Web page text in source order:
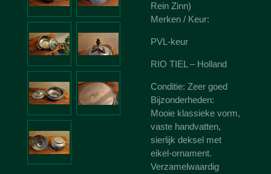
Rein Zinn)
Merken / Keur:
PVL-keur
RIO TIEL – Holland
Conditie: Zeer goed
Bijzonderheden:
Mooie klassieke vorm,
vaste handvatten,
sierlijk deksel met
eikel-ornament.
Verzamelwaardig